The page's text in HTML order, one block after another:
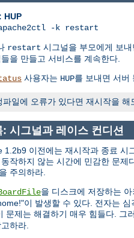
HUP
-k restart
restart 시그널을 부모에게 보내
을 만들고 서비스를 계속한다.
사용자는 HUP를 보내면 서버
파일에 오류가 있다면 재시작을
: 시그널과 레이스 컨디션
1.2b9 이전에는 재시작과 종료 시
작하지 않는 시간에 민감한 문
주의하라.
을 디스크에 저장하는
이 발생할 수 있다. 전자는
문제는 해결하기 매우 힘들다. 그
하라.